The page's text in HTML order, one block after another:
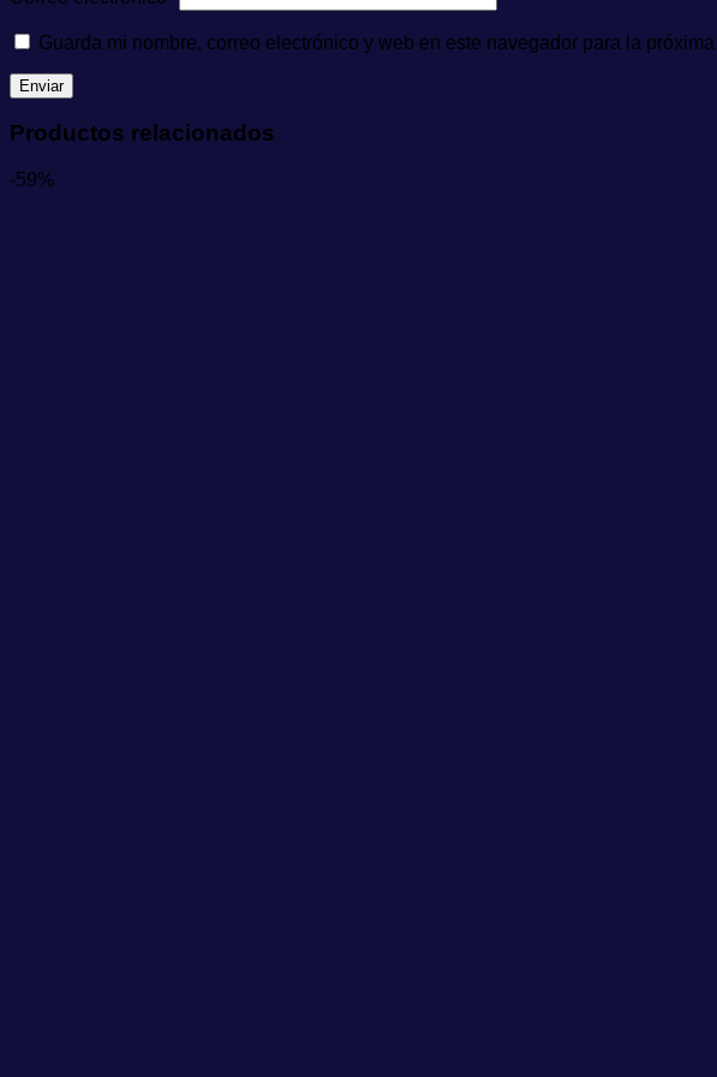
Guarda mi nombre, correo electrónico y web en este navegador para la
Productos relacionados
-59%